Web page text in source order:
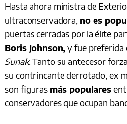
Hasta ahora ministra de
ultraconservadora, no es
puertas cerradas por la élite
Boris Johnson,y fue preferida
Sunak. Tanto su antecesor
su contrincante derrotado, ex
son figuras más populares
conservadores que ocupan